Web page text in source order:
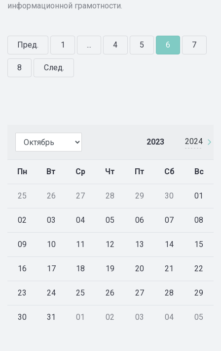
2023 2024
Пн Вт Ср Чт Пт Сб Вс
25 26 27 28 29 30 01
02 03 04 05 06 07 08
09 10 11 12 13 14 15
16 17 18 19 20 21 22
23 24 25 26 27 28 29
30 31 01 02 03 04 05
информационной грамотности.
Пред. 1 ... 4 5 6 7
8 След.